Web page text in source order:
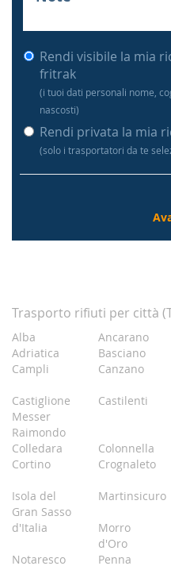
Rendi visibile la mia
fritrak
(i tuoi dati personali nome,
nascosti)
Rendi privata la mia
(solo i trasportatori da te
Trasporto rifiuti per città
Alba
Adriatica
Ancarano
Basciano
Campli
Canzano
Castiglione
Messer
Raimondo
Castilenti
Colledara
Colonnella
Cortino
Crognaleto
Isola del
Gran Sasso
d'Italia
Martinsicuro
Morro
d'Oro
Notaresco
Penna